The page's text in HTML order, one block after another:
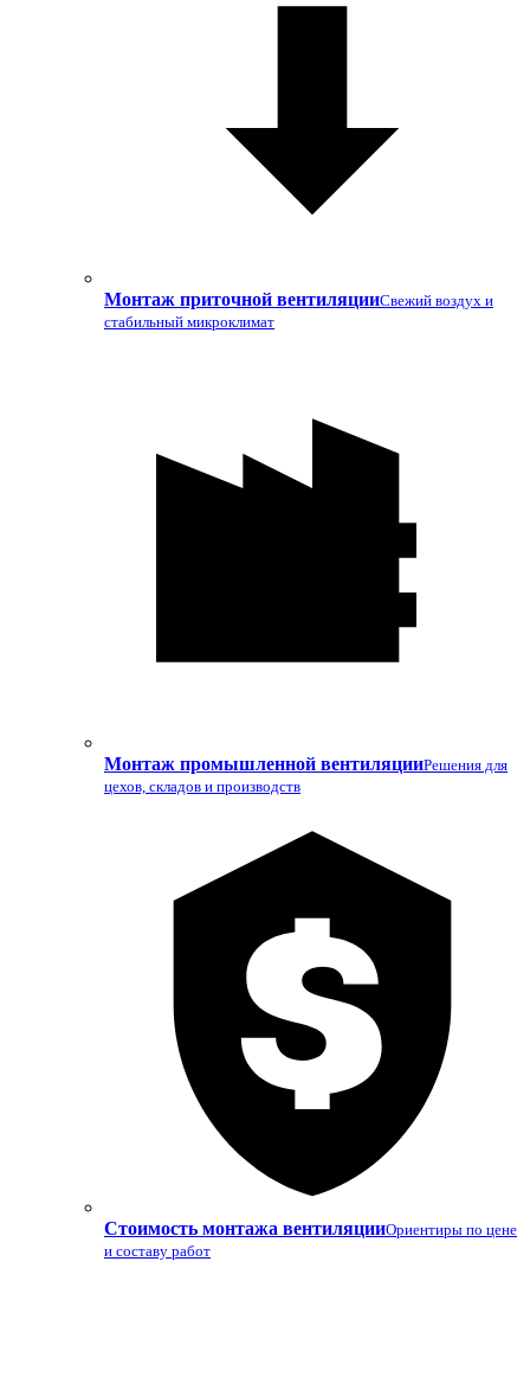
Монтаж приточной вентиляцииСвежий воздух и
стабильный микроклимат
Монтаж промышленной вентиляцииРешения для
цехов, складов и производств
Стоимость монтажа вентиляцииОриентиры по цене
и составу работ